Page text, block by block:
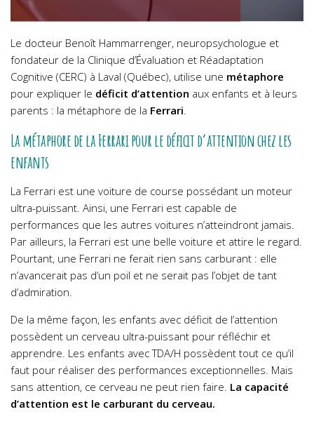
Le docteur Benoît Hammarrenger, neuropsychologue et
fondateur de la Clinique d’Évaluation et Réadaptation
Cognitive (CERC) à Laval (Québec), utilise une métaphore
pour expliquer le déficit d’attention aux enfants et à leurs
parents : la métaphore de la Ferrari
La métaphore de la Ferrari pour le déficit d’attention chez les
enfants
La Ferrari est une voiture de course possédant un moteur
ultra-puissant. Ainsi, une Ferrari est capable de
performances que les autres voitures n’atteindront jamais.
Par ailleurs, la Ferrari est une belle voiture et attire le regard.
Pourtant, une Ferrari ne ferait rien sans carburant : elle
n’avancerait pas d’un poil et ne serait pas l’objet de tant
d’admiration.
De la même façon, les enfants avec déficit de l’attention
possèdent un cerveau ultra-puissant pour réfléchir et
apprendre. Les enfants avec TDA/H possèdent tout ce qu’il
faut pour réaliser des performances exceptionnelles. Mais
sans attention, ce cerveau ne peut rien faire. La capacité
d’attention est le carburant du cerveau.